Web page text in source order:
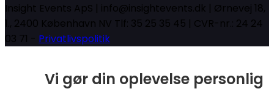
Insight Events ApS | info@insightevents.dk | Ørnevej 18,
1., 2400 København NV Tlf: 35 25 35 45 | CVR-nr.: 24 24
03 71 - Privatlivspolitik
Vi gør din oplevelse personlig